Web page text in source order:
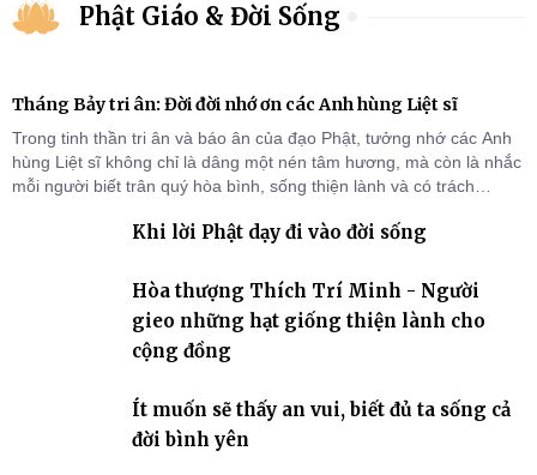
Phật Giáo & Đời Sống
Tháng Bảy tri ân: Đời đời nhớ ơn các Anh hùng Liệt sĩ
Trong tinh thần tri ân và báo ân của đạo Phật, tưởng nhớ các Anh
hùng Liệt sĩ không chỉ là dâng một nén tâm hương, mà còn là nhắc
mỗi người biết trân quý hòa bình, sống thiện lành và có trách
Khi lời Phật dạy đi vào đời sống
Hòa thượng Thích Trí Minh - Người
gieo những hạt giống thiện lành cho
cộng đồng
Ít muốn sẽ thấy an vui, biết đủ ta sống cả
đời bình yên